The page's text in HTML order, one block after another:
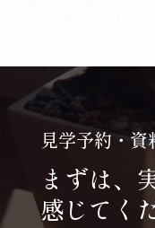
見学予約・資
まずは、
感じてく